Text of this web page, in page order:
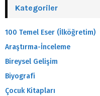
Kategoriler
100 Temel Eser (İlköğretim)
Araştırma-İnceleme
Bireysel Gelişim
Biyografi
Çocuk Kitapları